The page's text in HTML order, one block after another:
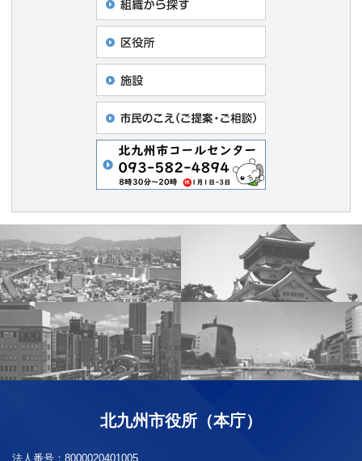
北九州市役所（本庁）
法人番号： 8000020401005